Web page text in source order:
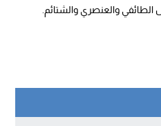
الطائفي والعنصري والشتائم.